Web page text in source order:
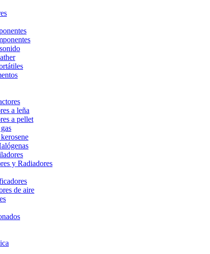
a leña
a pellet
y Radiadores
de aire